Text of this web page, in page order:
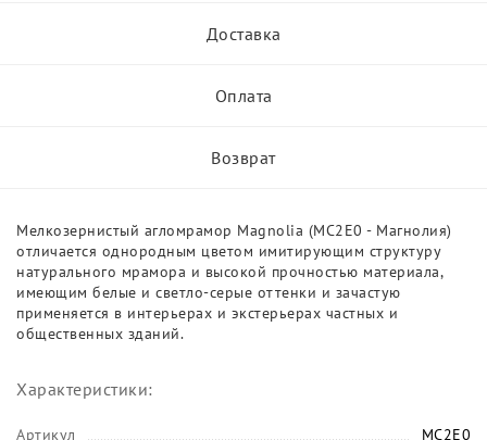
Доставка
Оплата
Возврат
Мелкозернистый агломрамор Magnolia (MC2E0 - Магнолия)
отличается однородным цветом имитирующим структуру
натурального мрамора и высокой прочностью материала,
имеющим белые и светло-серые оттенки и зачастую
применяется в интерьерах и экстерьерах частных и
общественных зданий.
Характеристики:
Артикул
MC2E0